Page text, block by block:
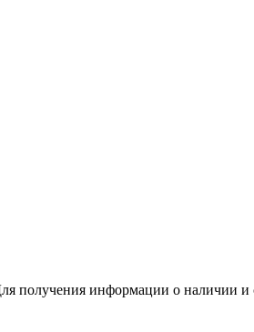
получения информации о наличии и